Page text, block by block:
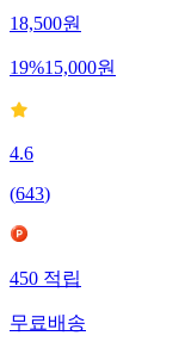
18,500원
19%15,000원
4.6
(643)
450적립
무료배송